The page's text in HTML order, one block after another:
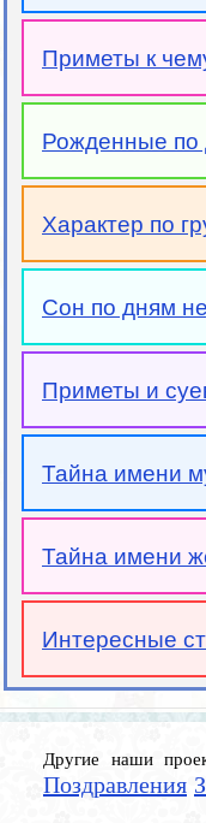
Приметы к
Рожденные по
Характер по
Сон по дням
Приметы и
Тайна имени
Тайна имени
Интересные
Другие наши
Поздравления